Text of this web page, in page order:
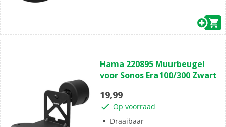
van
de
sterren.
Hama 220895 Muurbeugel
voor Sonos Era 100/300 Zwart
19,99
Op voorraad
Draaibaar